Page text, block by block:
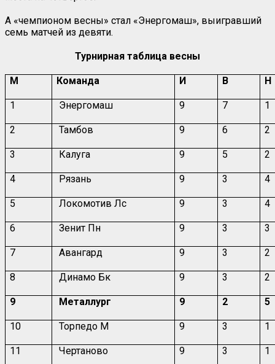
А «чемпионом весны» стал «Энергомаш», выигравший
семь матчей из девяти.
Турнирная таблица весны
М Команда И В Н
1 Энергомаш 9 7 1
2 Тамбов 9 6 2
3 Калуга 9 5 2
4 Рязань 9 3 4
5 Локомотив Лс 9 3 4
6 Зенит Пн 9 3 3
7 Авангард 9 3 2
8 Динамо Бк 9 3 2
9 Металлург 9 2 5
10 Торпедо М 9 3 1
11 Чертаново 9 3 1